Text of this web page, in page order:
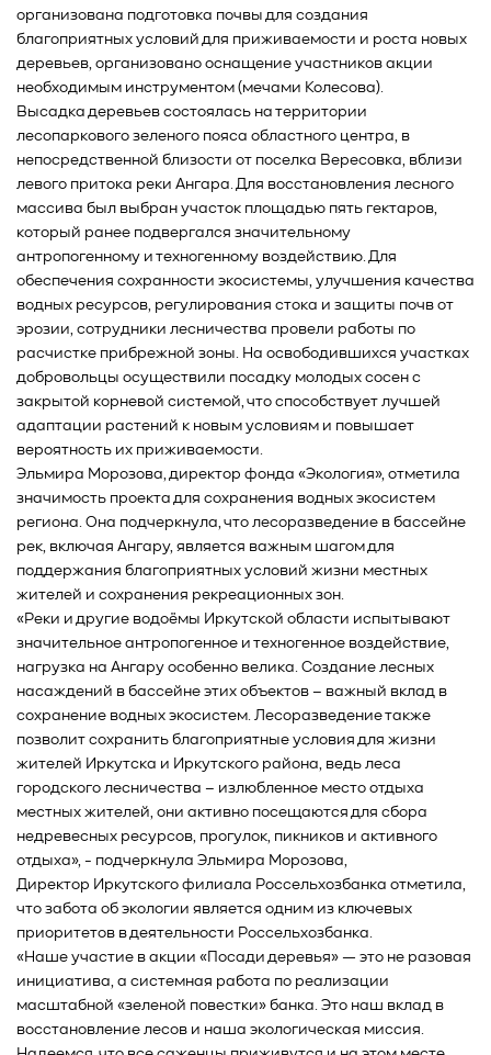
организована подготовка почвы для создания
благоприятных условий для приживаемости и роста новых
деревьев, организовано оснащение участников акции
необходимым инструментом (мечами Колесова).
Высадка деревьев состоялась на территории
лесопаркового зеленого пояса областного центра, в
непосредственной близости от поселка Вересовка, вблизи
левого притока реки Ангара. Для восстановления лесного
массива был выбран участок площадью пять гектаров,
который ранее подвергался значительному
антропогенному и техногенному воздействию. Для
обеспечения сохранности экосистемы, улучшения качества
водных ресурсов, регулирования стока и защиты почв от
эрозии, сотрудники лесничества провели работы по
расчистке прибрежной зоны. На освободившихся участках
добровольцы осуществили посадку молодых сосен с
закрытой корневой системой, что способствует лучшей
адаптации растений к новым условиям и повышает
вероятность их приживаемости.
Эльмира Морозова, директор фонда «Экология», отметила
значимость проекта для сохранения водных экосистем
региона. Она подчеркнула, что лесоразведение в бассейне
рек, включая Ангару, является важным шагом для
поддержания благоприятных условий жизни местных
жителей и сохранения рекреационных зон.
«Реки и другие водоёмы Иркутской области испытывают
значительное антропогенное и техногенное воздействие,
нагрузка на Ангару особенно велика. Создание лесных
насаждений в бассейне этих объектов – важный вклад в
сохранение водных экосистем. Лесоразведение также
позволит сохранить благоприятные условия для жизни
жителей Иркутска и Иркутского района, ведь леса
городского лесничества – излюбленное место отдыха
местных жителей, они активно посещаются для сбора
недревесных ресурсов, прогулок, пикников и активного
отдыха», - подчеркнула Эльмира Морозова,
Директор Иркутского филиала Россельхозбанка отметила,
что забота об экологии является одним из ключевых
приоритетов в деятельности Россельхозбанка.
«Наше участие в акции «Посади деревья» — это не разовая
инициатива, а системная работа по реализации
масштабной «зеленой повестки» банка. Это наш вклад в
восстановление лесов и наша экологическая миссия.